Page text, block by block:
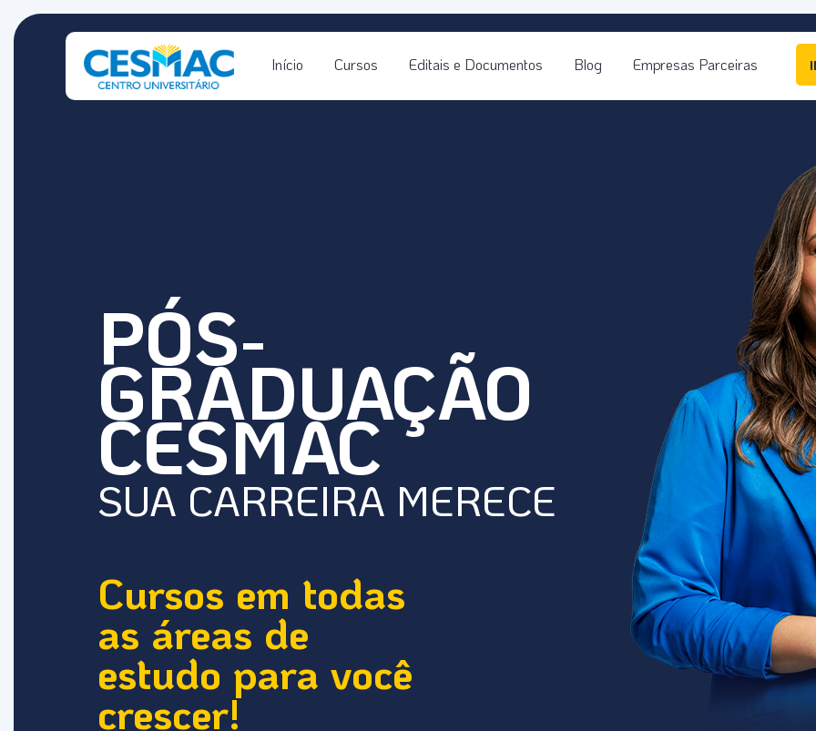
Início Cursos Editais e Documentos Blog Empresas Parceiras
PÓS-
GRADUAÇÃO
CESMAC
SUA CARREIRA MERECE
Cursos em todas
as áreas de
estudo para você
crescer!